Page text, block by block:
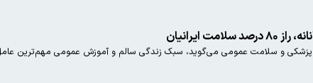
ایرانیان
پزشکی و سلامت عمومی می‌گوید، سبک زندگی سالم و آموزش عمومی مهم‌ترین